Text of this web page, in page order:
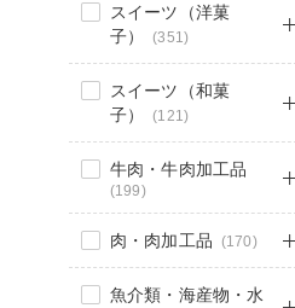
スイーツ（洋菓
子）
(351)
スイーツ（和菓
子）
(121)
牛肉・牛肉加工品
(199)
肉・肉加工品 (170)
魚介類・海産物・水